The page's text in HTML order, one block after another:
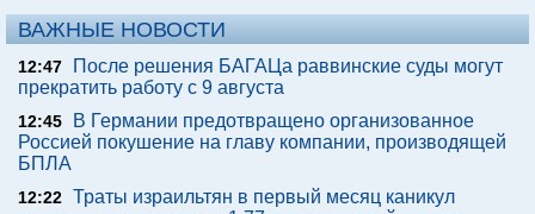
ВАЖНЫЕ НОВОСТИ
12:47
После решения БАГАЦа раввинские суды могут
прекратить работу с 9 августа
12:45
В Германии предотвращено организованное
Россией покушение на главу компании, производящей
БПЛА
12:22 Траты израильтян в первый месяц каникул